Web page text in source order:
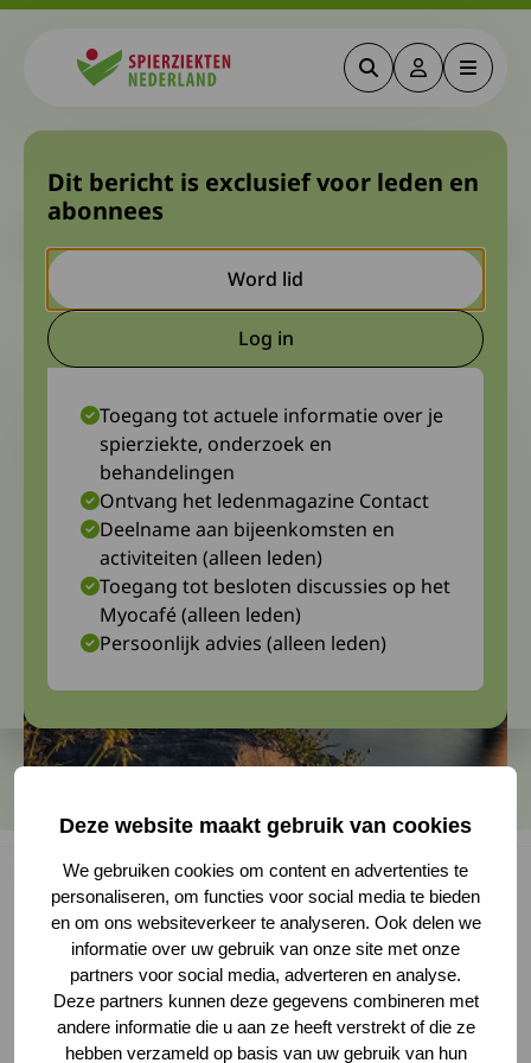
Deze website maakt gebruik van cookies
We gebruiken cookies om content en advertenties te
personaliseren, om functies voor social media te bieden
en om ons websiteverkeer te analyseren. Ook delen we
informatie over uw gebruik van onze site met onze
partners voor social media, adverteren en analyse.
Deze partners kunnen deze gegevens combineren met
andere informatie die u aan ze heeft verstrekt of die ze
hebben verzameld op basis van uw gebruik van hun
ZoekenDeze link
Menu
Euro-HSP weer live bijeen
meer actueel is.
20 oktober 2023 Hermien Remmelink
De Euro-HSP groep kwam eind september voor
het eerst sinds 2019 weer live bijeen. Tijdens
een internationale bijeenkomst in Innsbruck
(Oostenrijk) werden door de landelijke
Dit bericht is exclusief voor leden en
abonnees
Word lid
Log inDeze link gaat naar een
Toegang tot actuele informatie over je
spierziekte, onderzoek en
behandelingen
Ontvang het ledenmagazine Contact
Deelname aan bijeenkomsten en
activiteiten (alleen leden)
Toegang tot besloten discussies op het
Myocafé (alleen leden)
Persoonlijk advies (alleen leden)